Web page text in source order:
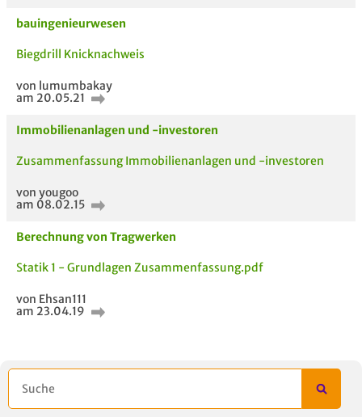
5 VERWANDTE
TITEL DER
bauingenieurwesen
Biegdrill Knicknachweis
von lumumbakay
am 20.05.21
Immobilienanlagen und -investoren
Zusammenfassung Immobilienanlagen und -investoren
von yougoo
am 08.02.15
Berechnung von Tragwerken
Statik 1 - Grundlagen Zusammenfassung.pdf
von Ehsan111
am 23.04.19